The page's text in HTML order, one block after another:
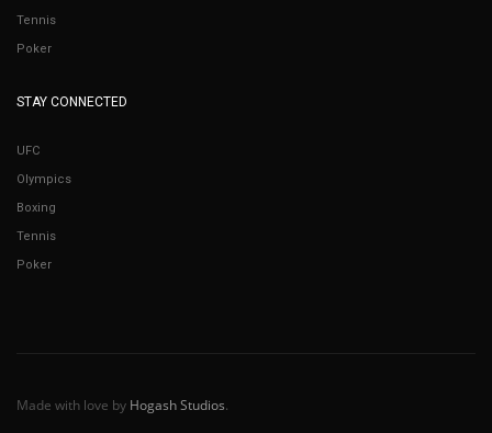
Tennis
Poker
STAY CONNECTED
UFC
Olympics
Boxing
Tennis
Poker
Made with love by Hogash Studios.